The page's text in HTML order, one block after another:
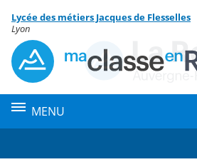
Menu de la rubrique
Contenu
Lycée des métiers Jacques de Flesselles
Lyon
MENU